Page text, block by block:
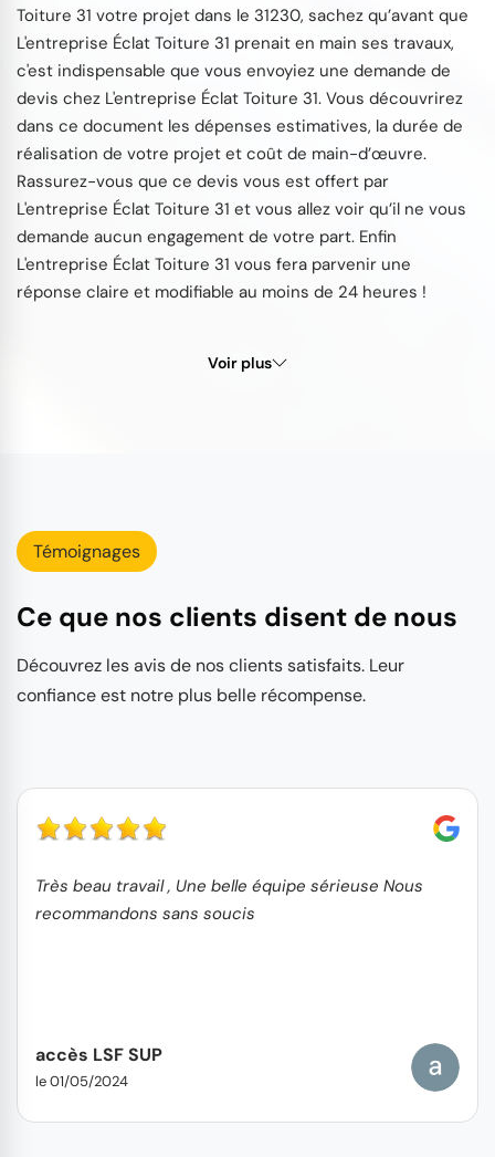
Toiture 31 votre projet dans le 31230, sachez qu’avant que
L'entreprise Éclat Toiture 31 prenait en main ses travaux,
c'est indispensable que vous envoyiez une demande de
devis chez L'entreprise Éclat Toiture 31. Vous découvrirez
dans ce document les dépenses estimatives, la durée de
réalisation de votre projet et coût de main-d’œuvre.
Rassurez-vous que ce devis vous est offert par
L'entreprise Éclat Toiture 31 et vous allez voir qu’il ne vous
demande aucun engagement de votre part. Enfin
L'entreprise Éclat Toiture 31 vous fera parvenir une
réponse claire et modifiable au moins de 24 heures !
Voir plus
Témoignages
Ce que nos clients disent de nous
Découvrez les avis de nos clients satisfaits. Leur
confiance est notre plus belle récompense.
Très beau travail , Une belle équipe sérieuse Nous
recommandons sans soucis
accès LSF SUP
le 01/05/2024